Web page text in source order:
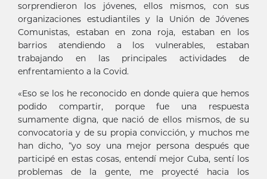
sorprendieron los jóvenes, ellos mismos, con sus
organizaciones estudiantiles y la Unión de Jóvenes
Comunistas, estaban en zona roja, estaban en los
barrios atendiendo a los vulnerables, estaban
trabajando en las principales actividades de
enfrentamiento a la Covid.
«Eso se los he reconocido en donde quiera que hemos
podido compartir, porque fue una respuesta
sumamente digna, que nació de ellos mismos, de su
convocatoria y de su propia convicción, y muchos me
han dicho, “yo soy una mejor persona después que
participé en estas cosas, entendí mejor Cuba, sentí los
problemas de la gente, me proyecté hacia los